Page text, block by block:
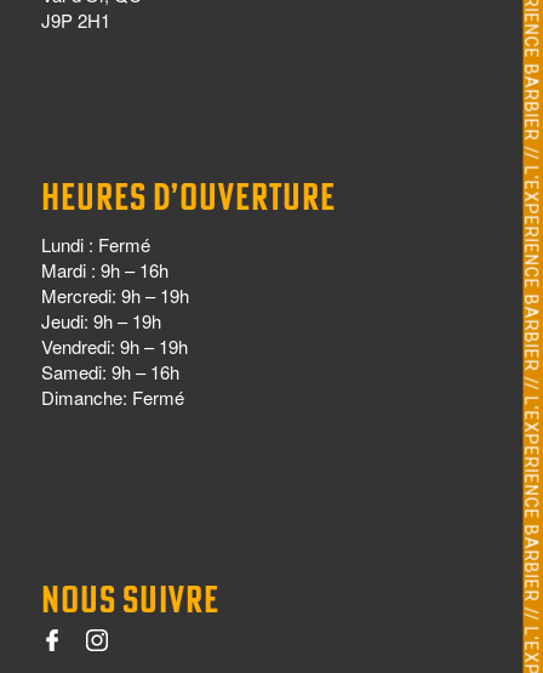
J9P 2H1
HEURES D’OUVERTURE
Lundi : Fermé
Mardi : 9h – 16h
Mercredi: 9h – 19h
Jeudi: 9h – 19h
Vendredi: 9h – 19h
Samedi: 9h – 16h
Dimanche: Fermé
NOUS SUIVRE